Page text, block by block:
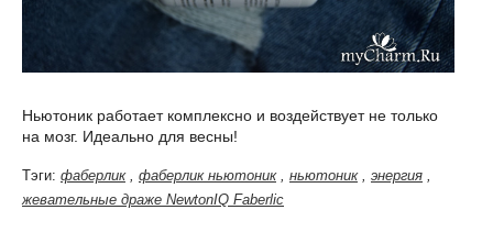
Ньютоник работает комплексно и воздействует не только
на мозг. Идеально для весны!
Тэги: фаберлик, фаберлик ньютоник, ньютоник, энергия ,
жевательные драже NewtonIQ Faberlic